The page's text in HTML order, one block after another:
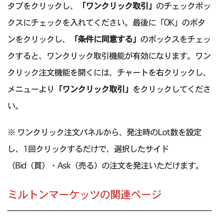
タブをクリックし、
「ワンクリック取引」 のチェックボッ
クスにチェックを入れてください。最後に「OK」のボタ
ンをクリックし、
「条件に同意する」 のボックスをチェッ
クすると、ワンクリック取引機能が有効になります。ワン
クリック注文機能を開くには、チャートを右クリックし、
メニューより
「ワンクリック取引」 をクリックしてくださ
い。
※ ワンクリック注文パネルから、発注時のLot数を設定
し、1回クリックするだけで、選択したサイド
（Bid（買）・Ask（売る）の注文を発注いただけます。
ミルトンマーケッツの関連ページ